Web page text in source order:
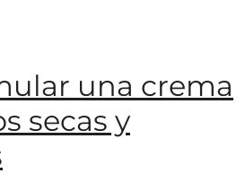
una crema
secas y